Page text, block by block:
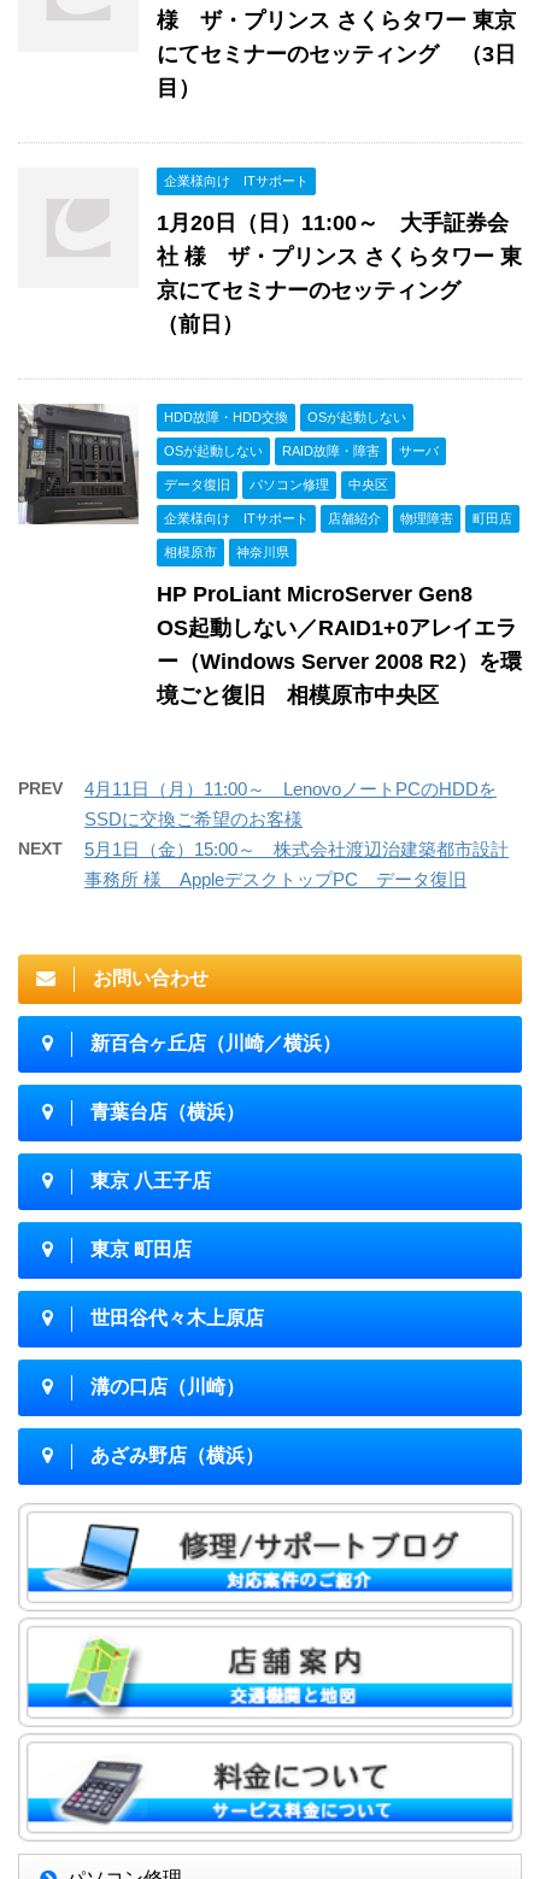
様 ザ・プリンス さくらタワー 東京
にてセミナーのセッティング （3日
目）
企業様向け ITサポート
1月20日（日）11:00～ 大手証券会
社 様 ザ・プリンス さくらタワー 東
京にてセミナーのセッティング
（前日）
HDD故障・HDD交換 OSが起動しない
OSが起動しない RAID故障・障害 サーバ
データ復旧 パソコン修理 中央区
企業様向け ITサポート 店舗紹介 物理障害 町田店
相模原市 神奈川県
HP ProLiant MicroServer Gen8
OS起動しない／RAID1+0アレイエラ
ー（Windows Server 2008 R2）を環
境ごと復旧 相模原市中央区
PREV
4月11日（月）11:00～ LenovoノートPCのHDDを
SSDに交換ご希望のお客様
NEXT
5月1日（金）15:00～ 株式会社渡辺治建築都市設計
事務所 様 AppleデスクトップPC データ復旧
お問い合わせ
新百合ヶ丘店（川崎／横浜）
青葉台店（横浜）
東京 八王子店
東京 町田店
世田谷代々木上原店
溝の口店（川崎）
あざみ野店（横浜）